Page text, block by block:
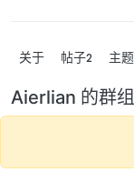
关于 帖子2 主题
Aierlian 的群组